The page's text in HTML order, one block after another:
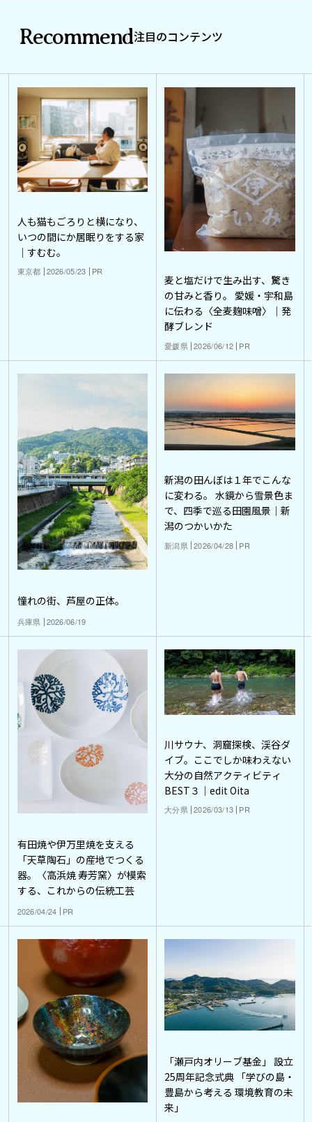
Recommend注目のコンテンツ
人も猫もごろりと横になり、
いつの間にか居眠りをする家
｜すむむ。
東京都 2026/05/23 PR
麦と塩だけで生み出す、驚き
の甘みと香り。 愛媛・宇和島
に伝わる〈全麦麹味噌〉｜発
酵ブレンド
愛媛県 2026/06/12 PR
憧れの街、芦屋の正体。
兵庫県 2026/06/19
新潟の田んぼは１年でこんな
に変わる。 水鏡から雪景色ま
で、四季で巡る田園風景｜新
潟のつかいかた
新潟県 2026/04/28 PR
有田焼や伊万里焼を支える
「天草陶石」の産地でつくる
器。〈高浜焼 寿芳窯〉が模索
する、これからの伝統工芸
2026/04/24 PR
川サウナ、洞窟探検、渓谷ダ
イブ。ここでしか味わえない
大分の自然アクティビティ
BEST３｜edit Oita
大分県 2026/03/13 PR
「瀬戸内オリーブ基金」 設立
25周年記念式典 「学びの島・
豊島から考える 環境教育の未
来」